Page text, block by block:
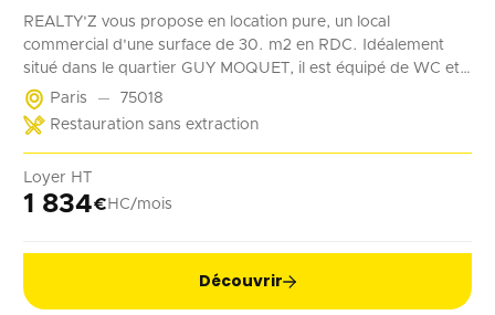
REALTY'Z vous propose en location pure, un local
commercial d'une surface de 30. m2 en RDC. Idéalement
situé dans le quartier GUY MOQUET, il est équipé de WC et
d'un point d'eau. Il convient parfaitement à une activité de
coffee shop, barber, alimentation ...
Paris
75018
Restauration sans extraction
Loyer HT
1 834€ HC/mois
Découvrir